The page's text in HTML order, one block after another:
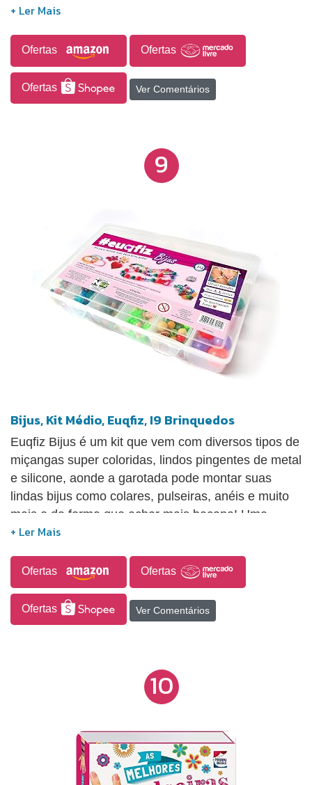
Ofertas Ofertas
Ofertas Ver Comentários
9
Bijus, Kit Médio, Euqfiz, I9 Brinquedos
Euqfiz Bijus é um kit que vem com diversos tipos de
miçangas super coloridas, lindos pingentes de metal
e silicone, aonde a garotada pode montar suas
lindas bijus como colares, pulseiras, anéis e muito
mais e da forma que achar mais bacana! Uma
verdadeira febre entre a garotada! E o melhor,
motora.
Ofertas Ofertas
Ofertas Ver Comentários
10